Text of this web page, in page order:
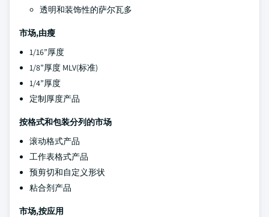
透明和装饰性的萨尔瓦多
市场,由瘦
1/16”厚度
1/8”厚度 MLV(标准)
1/4”厚度
定制厚度产品
按格式和包装分列的市场
滚动格式产品
工作表格式产品
预剪切和自定义形状
粘合剂产品
市场,按应用